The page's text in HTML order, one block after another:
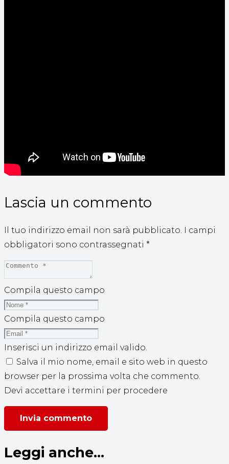
Lascia un commento
Il tuo indirizzo email non sarà pubblicato. I campi
obbligatori sono contrassegnati *
Compila questo campo
Compila questo campo
Inserisci un indirizzo email valido.
Salva il mio nome, email e sito web in questo
browser per la prossima volta che commento.
Devi accettare i termini per procedere
Invia commento
Leggi anche...